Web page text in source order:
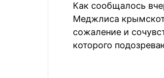
Как сообщалось
Меджлиса
сожаление и
которого